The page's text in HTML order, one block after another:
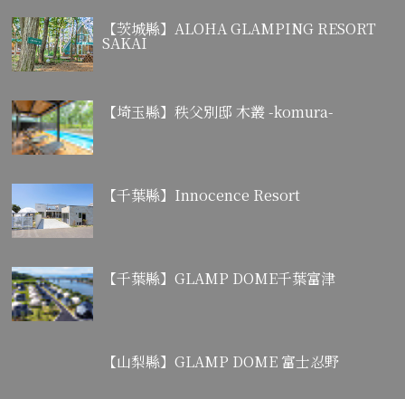
【茨城縣】ALOHA GLAMPING RESORT
SAKAI
【埼玉縣】秩父別邸 木叢 -komura-
【千葉縣】Innocence Resort
【千葉縣】GLAMP DOME千葉富津
【山梨縣】GLAMP DOME 富士忍野